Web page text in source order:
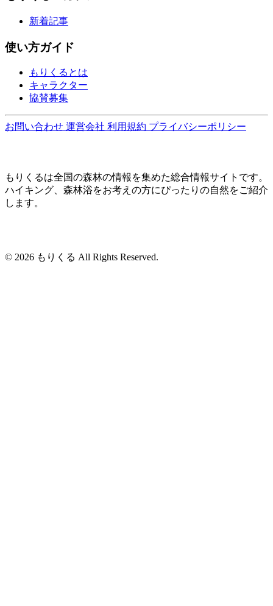
新着記事
使い方ガイド
もりくるとは
キャラクター
協賛募集
お問い合わせ 運営会社 利用規約 プライバシーポリシー
もりくるは全国の森林の情報を集めた総合情報サイトです。
ハイキング、森林浴をお考えの方にぴったりの自然をご紹介
します。
© 2026 もりくる All Rights Reserved.